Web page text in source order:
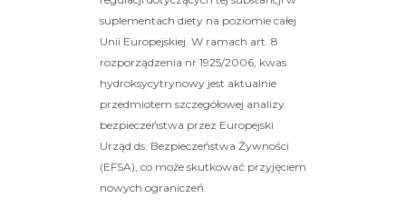
suplementach diety na poziomie całej
Unii Europejskiej. W ramach art. 8
rozporządzenia nr 1925/2006, kwas
hydroksycytrynowy jest aktualnie
przedmiotem szczegółowej analizy
bezpieczeństwa przez Europejski
Urząd ds. Bezpieczeństwa Żywności
(EFSA), co może skutkować przyjęciem
nowych ograniczeń.